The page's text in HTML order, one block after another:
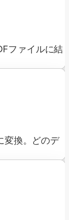
ファイルに結
変換。どのデ